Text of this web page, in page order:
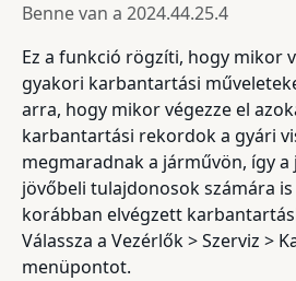
Benne van a 2024.44.25.4
Ez a funkció rögzíti, hogy mikor
gyakori karbantartási
arra, hogy mikor végezze el
karbantartási rekordok a gyári
megmaradnak a járművön, így a
jövőbeli tulajdonosok számára
korábban elvégzett
Válassza a Vezérlők > Szerviz >
menüpontot.